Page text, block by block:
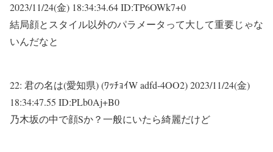
2023/11/24(金) 18:34:34.64 ID:TP6OWk7+0
結局顔とスタイル以外のパラメータって大して重要じゃな
いんだなと
22: 君の名は(愛知県) (ﾜｯﾁｮｲW adfd-4OO2)2023/11/24(金)
18:34:47.55 ID:PLb0Aj+B0
乃木坂の中で顔Sか？一般にいたら綺麗だけど